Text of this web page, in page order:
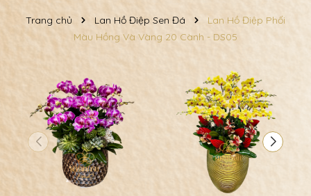
Trang chủ Lan Hồ Điệp Sen Đá
Lan Hồ Điệp Phối
Màu Hồng Và Vàng 20 Cành - DS05